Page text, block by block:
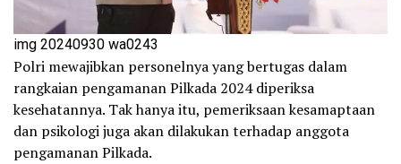
img 20240930 wa0243
Polri mewajibkan personelnya yang bertugas dalam
rangkaian pengamanan Pilkada 2024 diperiksa
kesehatannya. Tak hanya itu, pemeriksaan kesamaptaan
dan psikologi juga akan dilakukan terhadap anggota
pengamanan Pilkada.